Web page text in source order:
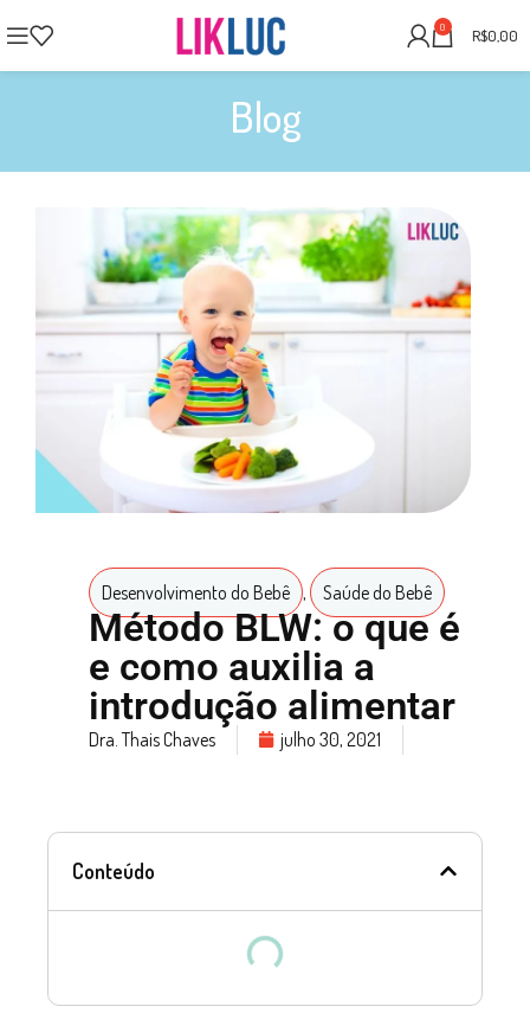
0 R$0,00
Blog
Desenvolvimento do Bebê , Saúde do Bebê
Método BLW: o que é
e como auxilia a
introdução alimentar
Dra. Thais Chaves julho 30, 2021
Conteúdo